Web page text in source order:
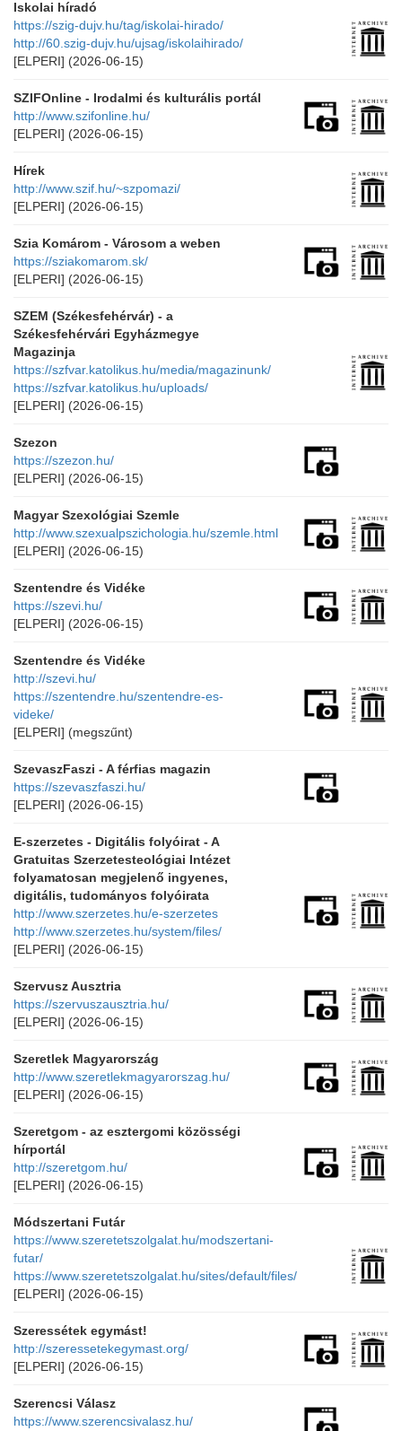
Iskolai híradó
https://szig-dujv.hu/tag/iskolai-hirado/
http://60.szig-dujv.hu/ujsag/iskolaihirado/
[ELPERI] (2026-06-15)
SZIFOnline - Irodalmi és kulturális portál
http://www.szifonline.hu/
[ELPERI] (2026-06-15)
Hírek
http://www.szif.hu/~szpomazi/
[ELPERI] (2026-06-15)
Szia Komárom - Városom a weben
https://sziakomarom.sk/
[ELPERI] (2026-06-15)
SZEM (Székesfehérvár) - a
Székesfehérvári Egyházmegye
Magazinja
https://szfvar.katolikus.hu/media/magazinunk/
https://szfvar.katolikus.hu/uploads/
[ELPERI] (2026-06-15)
Szezon
https://szezon.hu/
[ELPERI] (2026-06-15)
Magyar Szexológiai Szemle
http://www.szexualpszichologia.hu/szemle.html
[ELPERI] (2026-06-15)
Szentendre és Vidéke
https://szevi.hu/
[ELPERI] (2026-06-15)
Szentendre és Vidéke
http://szevi.hu/
https://szentendre.hu/szentendre-es-
videke/
[ELPERI] (megszűnt)
SzevaszFaszi - A férfias magazin
https://szevaszfaszi.hu/
[ELPERI] (2026-06-15)
E-szerzetes - Digitális folyóirat - A
Gratuitas Szerzetesteológiai Intézet
folyamatosan megjelenő ingyenes,
digitális, tudományos folyóirata
http://www.szerzetes.hu/e-szerzetes
http://www.szerzetes.hu/system/files/
[ELPERI] (2026-06-15)
Szervusz Ausztria
https://szervuszausztria.hu/
[ELPERI] (2026-06-15)
Szeretlek Magyarország
http://www.szeretlekmagyarorszag.hu/
[ELPERI] (2026-06-15)
Szeretgom - az esztergomi közösségi
hírportál
http://szeretgom.hu/
[ELPERI] (2026-06-15)
Módszertani Futár
https://www.szeretetszolgalat.hu/modszertani-
futar/
https://www.szeretetszolgalat.hu/sites/default/files/
[ELPERI] (2026-06-15)
Szeressétek egymást!
http://szeressetekegymast.org/
[ELPERI] (2026-06-15)
Szerencsi Válasz
https://www.szerencsivalasz.hu/